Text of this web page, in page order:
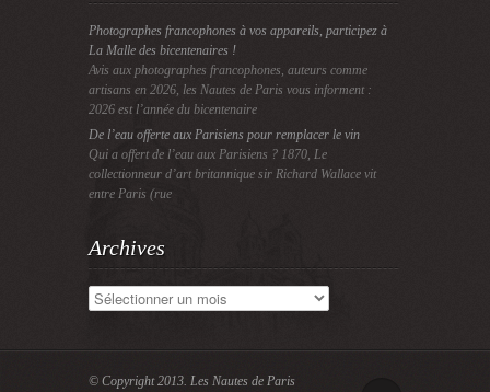
Photographes francophones à vos appareils, participez à
La Malle des bicentenaires !
Avis aux photographes francophones, auteurs comme
artisans en 2026, les Nautes de Paris vous informent :
2026 est l’année du bicentenaire
De l’eau offerte aux Parisiens pour remplacer le vin
Qui a offert de l’eau aux Parisiens ? 1870, Le
collectionneur d’art britannique sir Richard Wallace vit
entre Paris (rue
Archives
Archives
© Copyright 2013. Les Nautes de Paris